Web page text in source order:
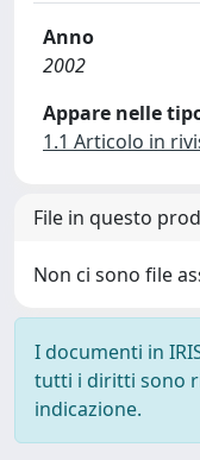
Anno
2002
Appare nelle
1.1 Articolo in
File in questo
Non ci sono file
I documenti in
tutti i diritti sono
indicazione.